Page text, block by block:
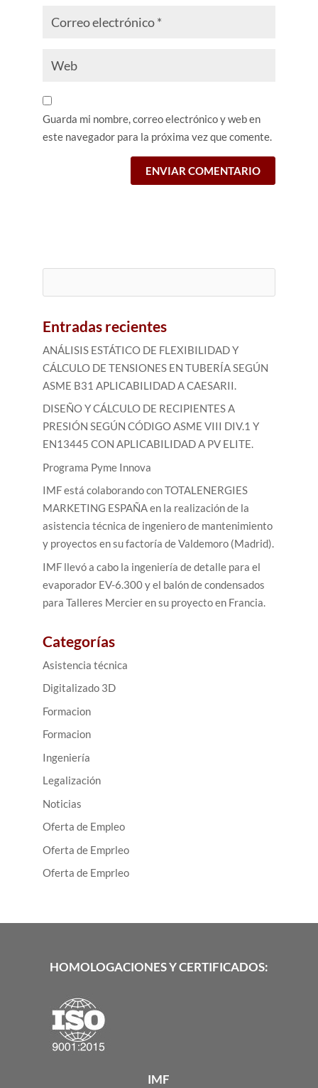
Guarda mi nombre, correo electrónico y web en
este navegador para la próxima vez que comente.
Entradas recientes
ANÁLISIS ESTÁTICO DE FLEXIBILIDAD Y
CÁLCULO DE TENSIONES EN TUBERÍA SEGÚN
ASME B31 APLICABILIDAD A CAESARII.
DISEÑO Y CÁLCULO DE RECIPIENTES A
PRESIÓN SEGÚN CÓDIGO ASME VIII DIV.1 Y
EN13445 CON APLICABILIDAD A PV ELITE.
Programa Pyme Innova
IMF está colaborando con TOTALENERGIES
MARKETING ESPAÑA en la realización de la
asistencia técnica de ingeniero de mantenimiento
y proyectos en su factoría de Valdemoro (Madrid).
IMF llevó a cabo la ingeniería de detalle para el
evaporador EV-6.300 y el balón de condensados
para Talleres Mercier en su proyecto en Francia.
Categorías
Asistencia técnica
Digitalizado 3D
Formacion
Formacion
Ingeniería
Legalización
Noticias
Oferta de Empleo
Oferta de Emprleo
Oferta de Emprleo
HOMOLOGACIONES Y CERTIFICADOS:
IMF